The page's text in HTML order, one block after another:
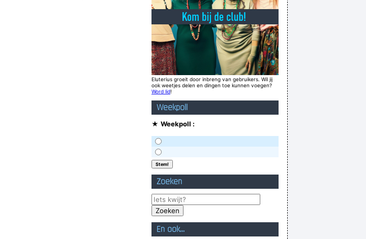
Eluterius groeit door inbreng van gebruikers. Wil jij
ook weetjes delen en dingen toe kunnen voegen?
Word lid!
Weekpoll
★ Weekpoll :
Zoeken
En ook...